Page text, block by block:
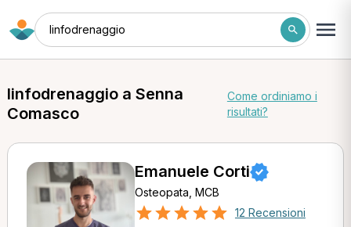
linfodrenaggio
linfodrenaggio a Senna
Comasco
Come ordiniamo i
risultati?
Emanuele Corti
Osteopata, MCB
12 Recensioni